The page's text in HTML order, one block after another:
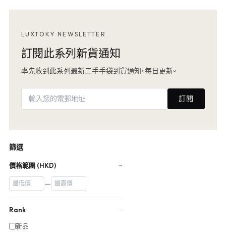
LUXTOKY NEWSLETTER
訂閱此系列新貨通知
率先收到此系列最新二手手袋到貨通知，每日更新。
訂閱
篩選
價格範圍 (HKD) −
—
Rank −
新品